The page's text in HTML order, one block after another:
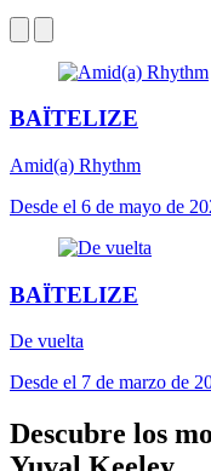
BAÏTELIZE
Amid(a) Rhythm
Desde el 6 de mayo de
BAÏTELIZE
De vuelta
Desde el 7 de marzo de
Descubre los